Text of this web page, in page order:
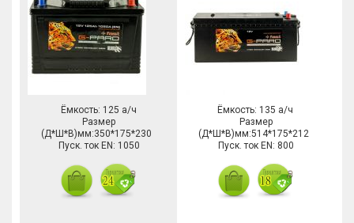
Ёмкость: 125 а/ч
Размер
(Д*Ш*В)мм:350*175*230
Пуск. ток EN: 1050
Ёмкость: 135 а/ч
Размер
(Д*Ш*В)мм:514*175*212
Пуск. ток EN: 800